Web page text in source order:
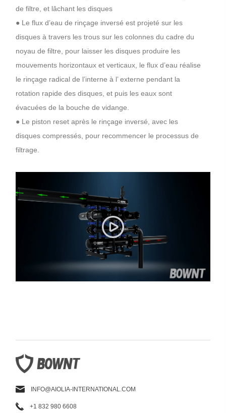
de filtre, et lâchant les disques
● Le flux d’eau de rinçage inversé est projeté sur les
disques à travers les trous sur les colonnes du cadre du
noyau de filtre, pour laisser les disques produire les
mouvements horizontaux et verticaux, le flux d’eau réalise
le rinçage radical de l’interne à l’ externe pendant la
rotation rapide des disques, et puis les eaux sont
évacuées de la bouche de vidange.
● Le piston reset après le rinçage inversé, avec les
disques compressés, pour recommencer le processus de
filtrage.
INFO@AIOLIA-INTERNATIONAL.COM
+1 832 980 6608